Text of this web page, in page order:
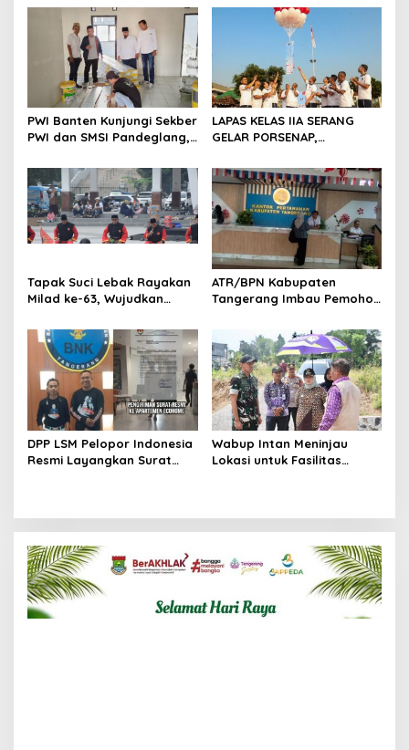
s
PWI Banten Kunjungi Sekber
PWI dan SMSI Pandeglang,
Konferensi Organisasi
LAPAS KELAS IIA SERANG
GELAR PORSENAP,
DAN KEBERSAMAAN
Tapak Suci Lebak Rayakan
Milad ke-63, Wujudkan
Menuju Kancah Dunia
ATR/BPN Kabupaten
Tangerang Imbau Pemohon
Berkas Mandek
DPP LSM Pelopor Indonesia
Resmi Layangkan Surat
Wabup Intan Meninjau
Lokasi untuk Fasilitas